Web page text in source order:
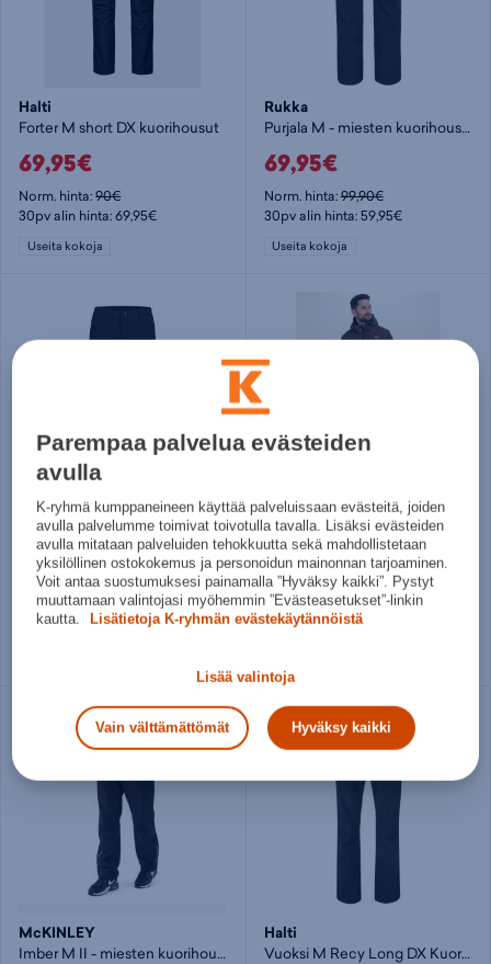
Halti
Forter M short DX kuorihousut
69,95€
Norm. hinta:90€
30pv alin hinta: 69,95€
Useita kokoja
Rukka
Purjala M - miesten kuorihousut
69,95€
Norm. hinta:99,90€
30pv alin hinta: 59,95€
Useita kokoja
Rukka
Purjala M Short - miesten kuorihousut
69,95€
Norm. hinta:99,90€
30pv alin hinta: 59,95€
Weather Report
69,95€
Norm. hinta:89,90€
30pv alin hinta: 69,95€
McKINLEY
Imber M II - miesten kuorihousut
Halti
Vuoksi M Recy Long DX Kuorihousut
Parempaa palvelua evästeiden
avulla
K-ryhmä kumppaneineen käyttää palveluissaan evästeitä, joiden
avulla palvelumme toimivat toivotulla tavalla. Lisäksi evästeiden
avulla mitataan palveluiden tehokkuutta sekä mahdollistetaan
yksilöllinen ostokokemus ja personoidun mainonnan tarjoaminen.
Voit antaa suostumuksesi painamalla ”Hyväksy kaikki”. Pystyt
muuttamaan valintojasi myöhemmin ”Evästeasetukset”-linkin
kautta.
Lisätietoja K-ryhmän evästekäytännöistä
Lisää valintoja
Vain välttämättömät Hyväksy kaikki